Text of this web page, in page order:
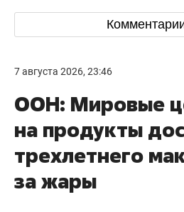
7 августа 2026, 23:46
ООН: Мировые
на продукты
трехлетнего
за жары